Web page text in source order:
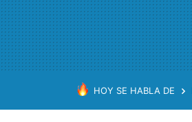
HOY SE HABLA DE